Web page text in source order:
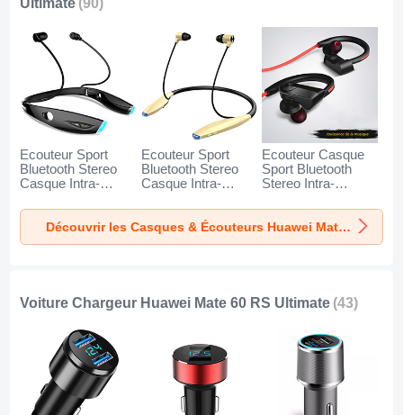
Ultimate (90)
Ecouteur Sport
Bluetooth Stereo
Casque Intra-
Oreillette H52 pour
Huawei Mate 60
RS Ultimate Noir
Ecouteur Sport
Bluetooth Stereo
Casque Intra-
Oreillette H51 pour
Huawei Mate 60
RS Ultimate Or
Ecouteur Casque
Sport Bluetooth
Stereo Intra-
Oreillette H53 pour
Huawei Mate 60
RS Ultimate Noir
Découvrir les Casques & Écouteurs Huawei Mate 60 RS Ultimate
Voiture Chargeur Huawei Mate 60 RS Ultimate (43)